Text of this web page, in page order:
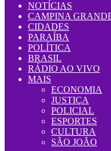
NOTÍCIAS
CAMPINA
CIDADES
PARAÍBA
POLÍTICA
BRASIL
RÁDIO AO VIVO
MAIS
ECONOMIA
JUSTIÇA
POLICIAL
ESPORTES
CULTURA
SÃO JOÃO